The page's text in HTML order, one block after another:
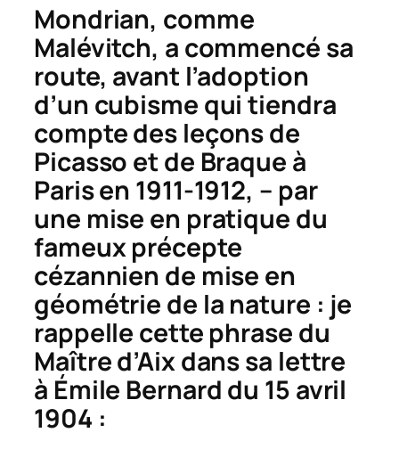
Mondrian, comme
Malévitch, a commencé sa
route, avant l’adoption
d’un cubisme qui tiendra
compte des leçons de
Picasso et de Braque à
Paris en 1911-1912, – par
une mise en pratique du
fameux précepte
cézannien de mise en
géométrie de la nature : je
rappelle cette phrase du
Maître d’Aix dans sa lettre
à Émile Bernard du 15 avril
1904 :